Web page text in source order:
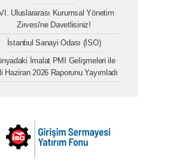
Uluslararası Kurumsal Yönetim
Zirvesi'ne Davetlisiniz!
İstanbul Sanayi Odası (İSO)
İmalat PMI Gelişmeleri ile
Haziran 2026 Raporunu Yayımladı